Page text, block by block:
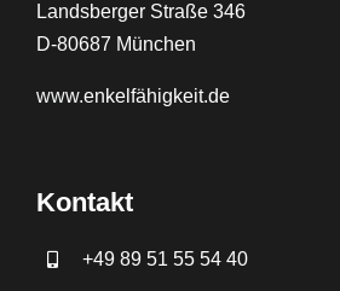
Landsberger Straße 346
D-80687 München
www.enkelfähigkeit.de
Kontakt
+49 89 51 55 54 40